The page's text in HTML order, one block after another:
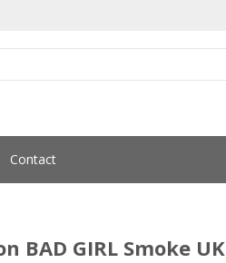
Contact
BAD GIRL Smoke UK